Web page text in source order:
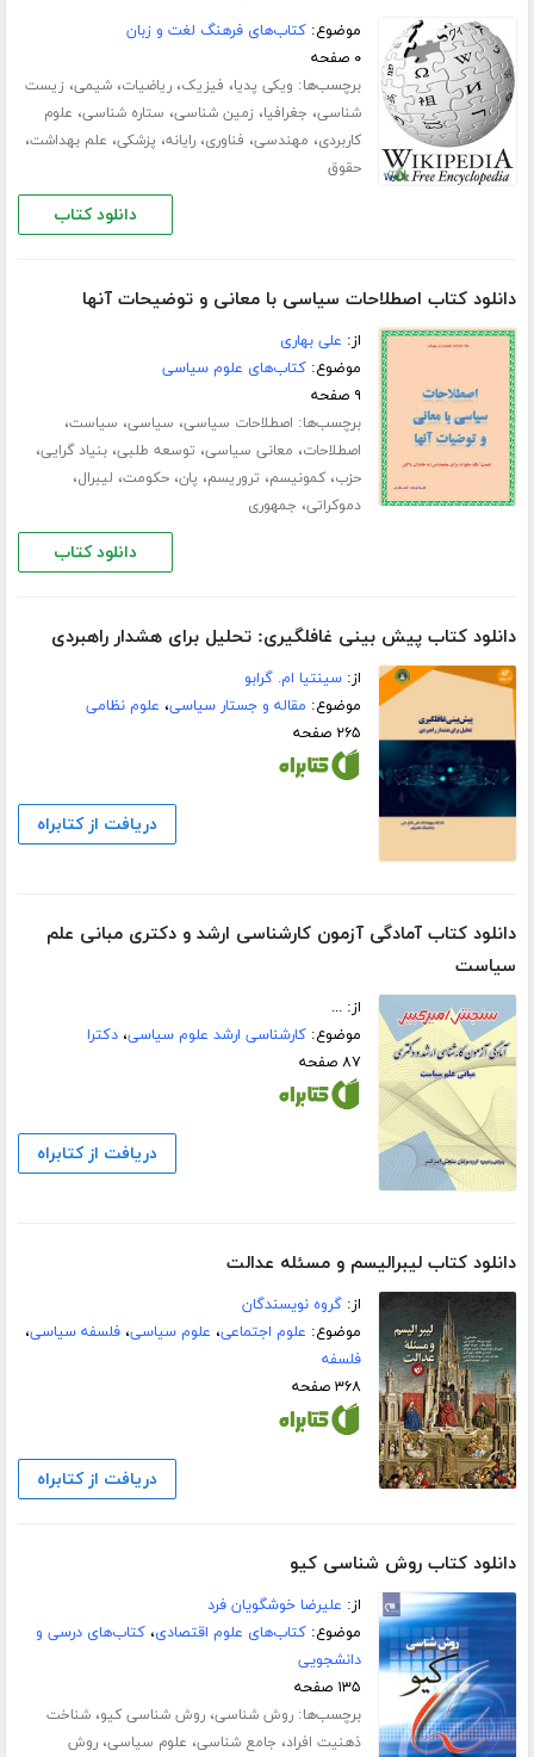
موضوع:کتاب‌های فرهنگ لغت و زبان
۰ صفحه
برچسب‌ها: ویکی پدیا، فیزیک،ریاضیات،شیمی، زیست
شناسی، جغرافیا، زمین شناسی، ستاره شناسی، علوم
کاربردی، مهندسی، فناوری،رایانه، پزشکی، علم بهداشت،
حقوق
دانلود کتاب
دانلود کتاب اصطلاحات سیاسی با معانی و توضیحات آنها
از: علی بهاری
موضوع:کتاب‌های علوم سیاسی
۹ صفحه
برچسب‌ها: اصطلاحات سیاسی، سیاسی، سیاست،
اصطلاحات، معانی سیاسی، توسعه طلبی،بنیاد گرایی،
حزب،کمونیسم، تروریسم، پان،حکومت، لیبرال،
دموکراتی، جمهوری
دانلود کتاب
دانلود کتاب پیش بینی غافلگیری: تحلیل برای هشدار راهبردی
از:سینتیا ام. گرابو
موضوع: مقاله و جستار سیاسی، علوم نظامی
۲۶۵ صفحه
دریافت از کتابراه
دانلود کتاب آمادگی آزمون کارشناسی ارشد و دکتری مبانی علم
سیاست
از: ...
موضوع:کارشناسی ارشد علوم سیاسی،دکترا
۸۷ صفحه
دریافت از کتابراه
دانلود کتاب لیبرالیسم و مسئله عدالت
از:گروه نویسندگان
موضوع: علوم اجتماعی، علوم سیاسی،فلسفه سیاسی،
فلسفه
۳۶۸ صفحه
دریافت از کتابراه
دانلود کتاب روش شناسی کیو
از: علیرضا خوشگویان فرد
موضوع:کتاب‌های علوم اقتصادی،کتاب‌های درسی و
دانشجویی
۱۳۵ صفحه
برچسب‌ها:روش شناسی،روش شناسی کیو،شناخت
ذهنیت افراد، جامع شناسی، علوم سیاسی،روش